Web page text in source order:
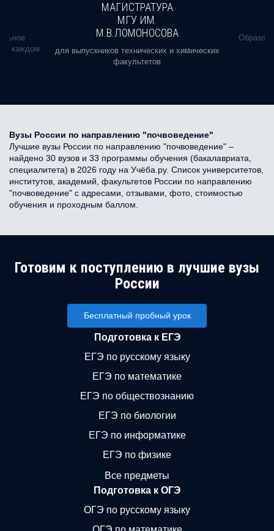
в каждом
МАГИСТРАТУРА
МГУ ИМ.
М.В.ЛОМОНОСОВА
для выпускников технических и химических
факультетов
Вузы России по направлению "почвоведение"
Лучшие вузы России по направлению "почвоведение" –
найдено 30 вузов и 33 программы обучения (бакалавриата,
специалитета) в 2026 году на Учёба.ру. Список университетов,
институтов, академий, факультетов России по направлению
"почвоведение" с адресами, отзывами, фото, стоимостью
обучения и проходным баллом.
Готовим к поступлению в лучшие вузы
России
Бесплатный пробный урок
Подготовка к ЕГЭ
ЕГЭ по русскому языку
ЕГЭ по математике
ЕГЭ по обществознанию
ЕГЭ по биологии
ЕГЭ по информатике
ЕГЭ по физике
Все предметы
Подготовка к ОГЭ
ОГЭ по русскому языку